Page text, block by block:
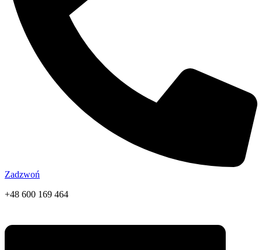
Zadzwoń
+48 600 169 464